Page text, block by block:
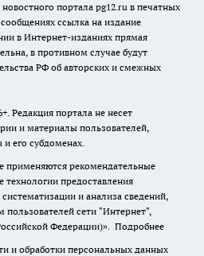
портала pg12.ru в печатных
ссылка на издание
в Интернет-изданиях прямая
в противном случае будут
РФ об авторских и смежных
Редакция портала не несет
и материалы пользователей,
его субдоменах.
рекомендательные
предоставления
и анализа сведений,
сети "Интернет",
Федерации)». Подробнее
и обработки персональных данных